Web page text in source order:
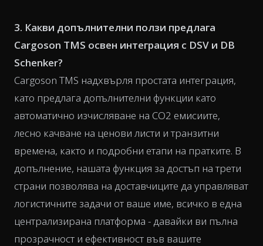
3. Какви допълнителни ползи предлага
Cargoson TMS освен интеграция с DSV и DB
Schenker?
Cargoson TMS надхвърля простата интеграция,
като предлага допълнителни функции като
автоматично изчисляване на CO2 емисиите,
лесно качване на ценови листи и транзитни
времена, както и подробни етапи на пратките. В
допълнение, нашата функция за достъп на трети
страни позволява на доставчиците да управляват
логистичните задачи от ваше име, всичко в една
централизирана платформа - давайки ви пълна
прозрачност и ефективност във вашите